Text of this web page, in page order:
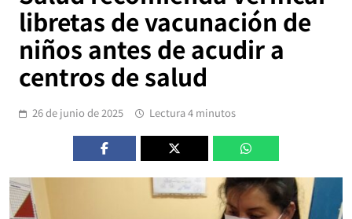
libretas de vacunación de
niños antes de acudir a
centros de salud
26 de junio de 2025 Lectura 4 minutos